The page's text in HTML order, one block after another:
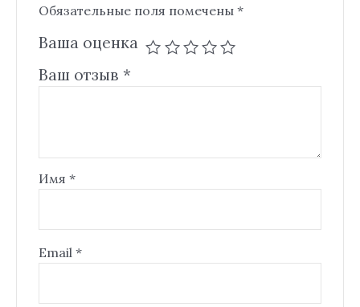
Обязательные поля помечены *
Ваша оценка
Ваш отзыв *
Имя *
Email *